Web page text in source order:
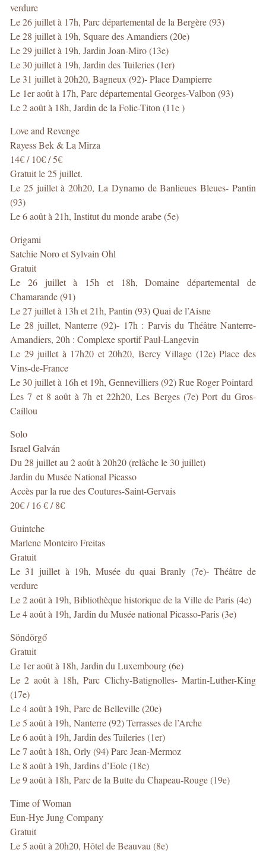
verdure
Le 26 juillet à 17h, Parc départemental de la Bergère (93)
Le 28 juillet à 19h, Square des Amandiers (20e)
Le 29 juillet à 19h, Jardin Joan-Miro (13e)
Le 30 juillet à 19h, Jardin des Tuileries (1er)
Le 31 juillet à 20h20, Bagneux (92)- Place Dampierre
Le 1er août à 17h, Parc départemental Georges-Valbon (93)
Le 2 août à 18h, Jardin de la Folie-Titon (11e )
Love and Revenge
Rayess Bek & La Mirza
14€ / 10€ / 5€
Gratuit le 25 juillet.
Le 25 juillet à 20h20, La Dynamo de Banlieues Bleues- Pantin
(93)
Le 6 août à 21h, Institut du monde arabe (5e)
Origami
Satchie Noro et Sylvain Ohl
Gratuit
Le 26 juillet à 15h et 18h, Domaine départemental de
Chamarande (91)
Le 27 juillet à 13h et 21h, Pantin (93) Quai de l’Aisne
Le 28 juillet, Nanterre (92)- 17h : Parvis du Théâtre Nanterre-
Amandiers, 20h : Complexe sportif Paul-Langevin
Le 29 juillet à 17h20 et 20h20, Bercy Village (12e) Place des
Vins-de-France
Le 30 juillet à 16h et 19h, Gennevilliers (92) Rue Roger Pointard
Les 7 et 8 août à 7h et 22h20, Les Berges (7e) Port du Gros-
Caillou
Solo
Israel Galván
Du 28 juillet au 2 août à 20h20 (relâche le 30 juillet)
Jardin du Musée National Picasso
Accès par la rue des Coutures-Saint-Gervais
20€ / 16 € / 8€
Guintche
Marlene Monteiro Freitas
Gratuit
Le 31 juillet à 19h, Musée du quai Branly (7e)- Théâtre de
verdure
Le 2 août à 19h, Bibliothèque historique de la Ville de Paris (4e)
Le 4 août à 19h, Jardin du Musée national Picasso-Paris (3e)
Söndörgő
Gratuit
Le 1er août à 18h, Jardin du Luxembourg (6e)
Le 2 août à 18h, Parc Clichy-Batignolles- Martin-Luther-King
(17e)
Le 4 août à 19h, Parc de Belleville (20e)
Le 5 août à 19h, Nanterre (92) Terrasses de l’Arche
Le 6 août à 19h, Jardin des Tuileries (1er)
Le 7 août à 18h, Orly (94) Parc Jean-Mermoz
Le 8 août à 19h, Jardins d’Eole (18e)
Le 9 août à 18h, Parc de la Butte du Chapeau-Rouge (19e)
Time of Woman
Eun-Hye Jung Company
Gratuit
Le 5 août à 20h20, Hôtel de Beauvau (8e)